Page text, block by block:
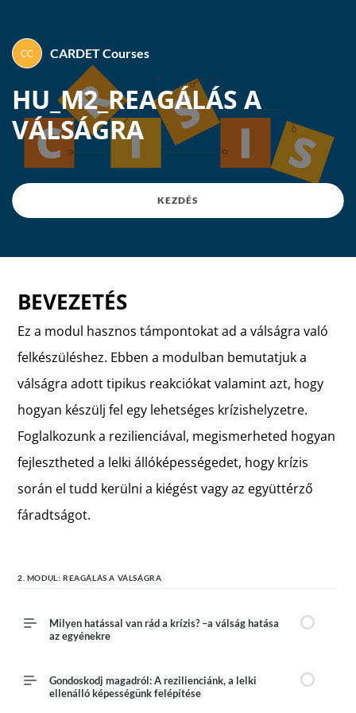
CARDET Courses
HU_M2_REAGÁLÁS A
VÁLSÁGRA
KEZDÉS
BEVEZETÉS
Ez a modul hasznos támpontokat ad a válságra való
felkészüléshez. Ebben a modulban bemutatjuk a
válságra adott tipikus reakciókat valamint azt, hogy
hogyan készülj fel egy lehetséges krízishelyzetre.
Foglalkozunk a rezilienciával, megismerheted hogyan
fejlesztheted a lelki állóképességedet, hogy krízis
során el tudd kerülni a kiégést vagy az együttérző
fáradtságot.
2. MODUL: REAGÁLÁS A VÁLSÁGRA
Milyen hatással van rád a krízis? –a válság hatása
az egyénekre
Gondoskodj magadról: A rezilienciánk, a lelki
ellenálló képességünk felépítése